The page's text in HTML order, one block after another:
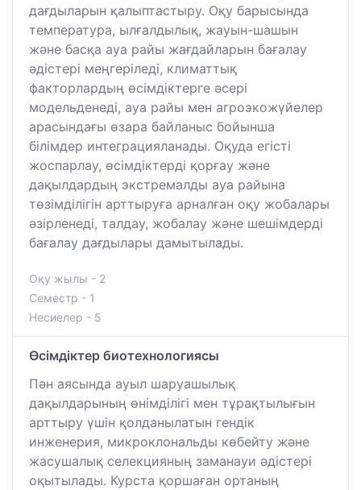
дағдыларын қалыптастыру. Оқу барысында
температура, ылғалдылық, жауын-шашын
және басқа ауа райы жағдайларын бағалау
әдістері меңгеріледі, климаттық
факторлардың өсімдіктерге әсері
модельденеді, ауа райы мен агроэкожүйелер
арасындағы өзара байланыс бойынша
білімдер интеграцияланады. Оқуда егісті
жоспарлау, өсімдіктерді қорғау және
дақылдардың экстремалды ауа райына
төзімділігін арттыруға арналған оқу жобалары
әзірленеді, талдау, жобалау және шешімдерді
бағалау дағдылары дамытылады.
Оқу жылы - 2
Семестр - 1
Несиелер - 5
Өсімдіктер биотехнологиясы
Пән аясында ауыл шаруашылық
дақылдарының өнімділігі мен тұрақтылығын
арттыру үшін қолданылатын гендік
инженерия, микроклональды көбейту және
жасушалық селекцияның заманауи әдістері
оқытылады. Курста қоршаған ортаның